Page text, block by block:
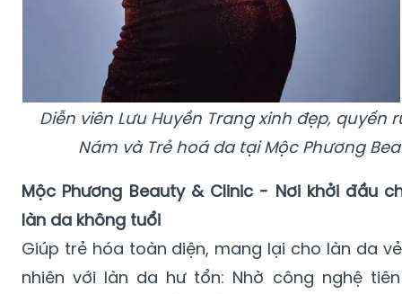
Diễn viên Lưu Huyền Trang xinh đẹp, quyến
Nám và Trẻ hoá da tại Mộc Phương
Mộc Phương Beauty & Clinic - Nơi khởi đầu
làn da không tuổi
Giúp trẻ hóa toàn diện, mang lại cho làn da
nhiên với làn da hư tổn: Nhờ công nghệ